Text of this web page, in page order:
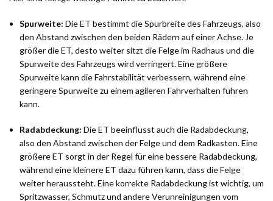
Spurweite: Die ET bestimmt die Spurbreite des Fahrzeugs, also
den Abstand zwischen den beiden Rädern auf einer Achse. Je
größer die ET, desto weiter sitzt die Felge im Radhaus und die
Spurweite des Fahrzeugs wird verringert. Eine größere
Spurweite kann die Fahrstabilität verbessern, während eine
geringere Spurweite zu einem agileren Fahrverhalten führen
kann.
Radabdeckung: Die ET beeinflusst auch die Radabdeckung,
also den Abstand zwischen der Felge und dem Radkasten. Eine
größere ET sorgt in der Regel für eine bessere Radabdeckung,
während eine kleinere ET dazu führen kann, dass die Felge
weiter heraussteht. Eine korrekte Radabdeckung ist wichtig, um
Spritzwasser, Schmutz und andere Verunreinigungen vom